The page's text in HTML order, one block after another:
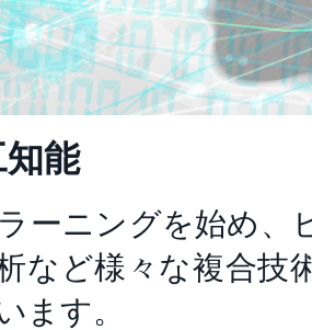
能
ーニングを始め、
など様々な複合技
ます。